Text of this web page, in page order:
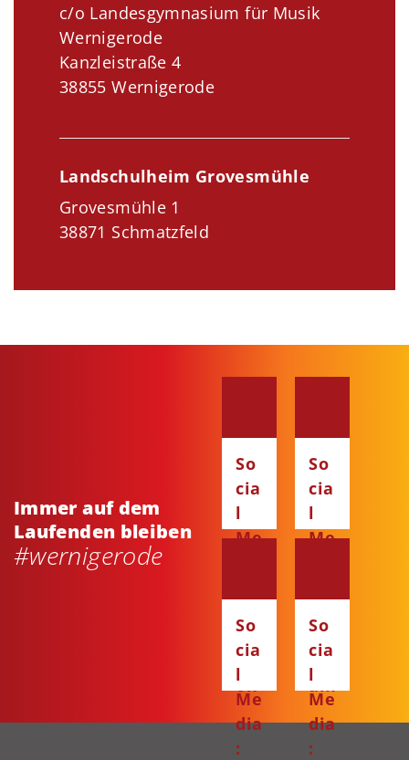
c/o Landesgymnasium für Musik
Wernigerode
Kanzleistraße 4
38855 Wernigerode
Landschulheim Grovesmühle
Grovesmühle 1
38871 Schmatzfeld
Immer auf dem
Laufenden bleiben
#wernigerode
So
cia
l
Me
ce
bo
ok
So
cia
l
Me
ta
gr
am
So
cia
l
Me
dia
:
So
cia
l
Me
dia
: